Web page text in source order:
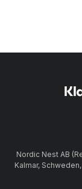
Nordic Nest AB
Kalmar,